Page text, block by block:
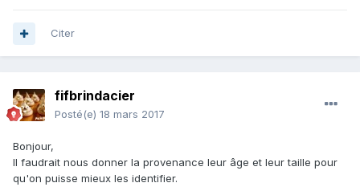
Citer
fifbrindacier
Posté(e) 18 mars 2017
Bonjour,
Il faudrait nous donner la provenance leur âge et leur taille pour
qu'on puisse mieux les identifier.